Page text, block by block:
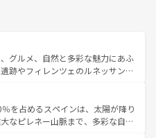
グルメ、自然と多彩な魅力にあふ
跡やフィレンツェのルネッサンス
い田園風景やアマルフィ海岸の絶
せない。観光の合間には、本場の
のイタリア料理を堪能することも
を占めるスペインは、太陽が降り
なピレネー山脈まで、多彩な自然